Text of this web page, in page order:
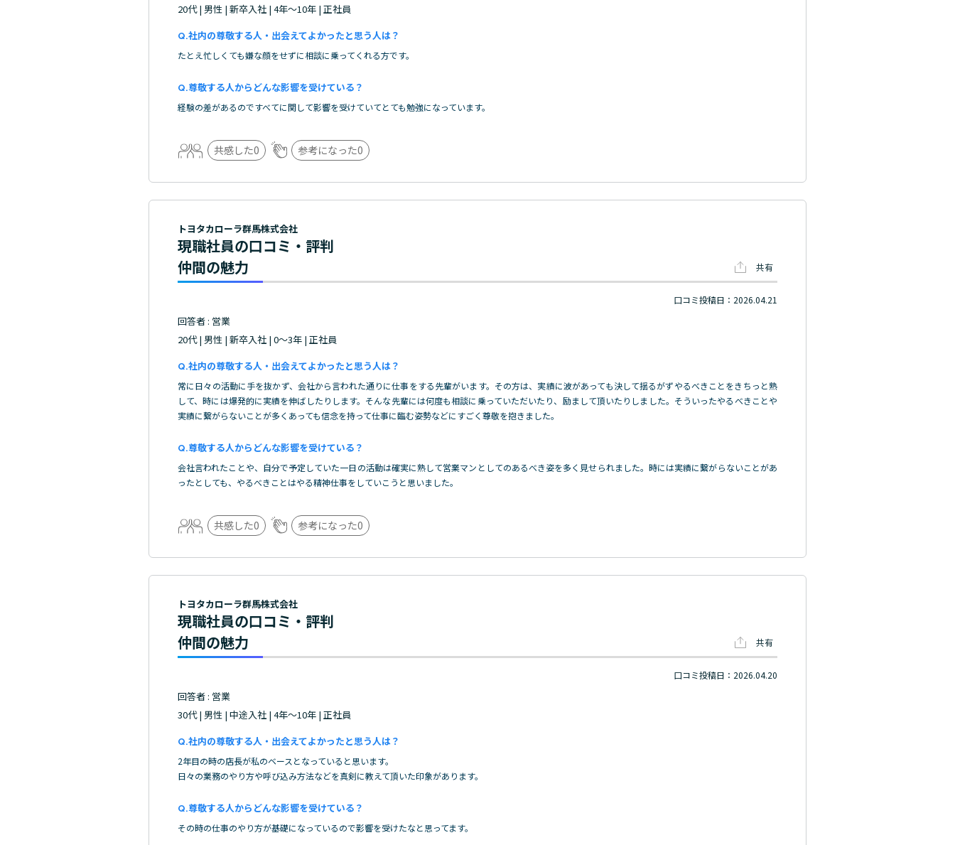
20代 | 男性 | 新卒入社 | 4年～10年 | 正社員
社内の尊敬する人・出会えてよかったと思う人は？
たとえ忙しくても嫌な顔をせずに相談に乗ってくれる方です。
尊敬する人からどんな影響を受けている？
経験の差があるのですべてに関して影響を受けていてとても勉強になっています。
共感した0 参考になった0
トヨタカローラ群馬株式会社
現職社員の口コミ・評判
仲間の魅力
共有
口コミ投稿日：2026.04.21
回答者 : 営業
20代 | 男性 | 新卒入社 | 0～3年 | 正社員
社内の尊敬する人・出会えてよかったと思う人は？
常に日々の活動に手を抜かず、会社から言われた通りに仕事をする先輩がいます。その方は、実績に波があっても決して揺るがずやるべきことをきちっと熟
して、時には爆発的に実績を伸ばしたりします。そんな先輩には何度も相談に乗っていただいたり、励まして頂いたりしました。そういったやるべきことや
実績に繋がらないことが多くあっても信念を持って仕事に臨む姿勢などにすごく尊敬を抱きました。
尊敬する人からどんな影響を受けている？
会社言われたことや、自分で予定していた一日の活動は確実に熟して営業マンとしてのあるべき姿を多く見せられました。時には実績に繋がらないことがあ
ったとしても、やるべきことはやる精神仕事をしていこうと思いました。
共感した0 参考になった0
トヨタカローラ群馬株式会社
現職社員の口コミ・評判
仲間の魅力
共有
口コミ投稿日：2026.04.20
回答者 : 営業
30代 | 男性 | 中途入社 | 4年～10年 | 正社員
社内の尊敬する人・出会えてよかったと思う人は？
2年目の時の店長が私のベースとなっていると思います。
日々の業務のやり方や呼び込み方法などを真剣に教えて頂いた印象があります。
尊敬する人からどんな影響を受けている？
その時の仕事のやり方が基礎になっているので影響を受けたなと思ってます。